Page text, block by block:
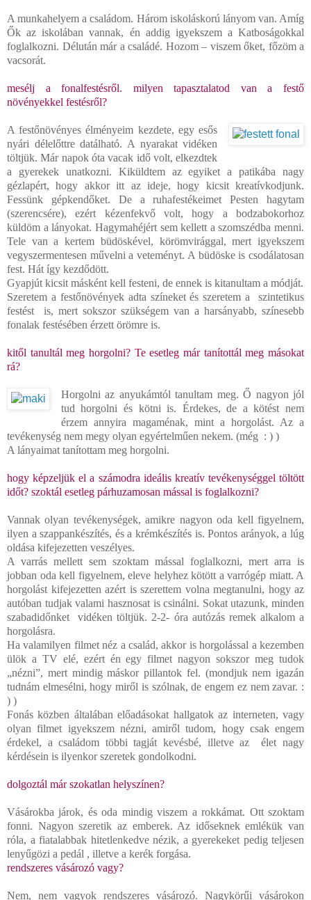
A munkahelyem a családom. Három iskoláskorú lányom van. Amíg
Ők az iskolában vannak, én addig igyekszem a Katboságokkal
foglalkozni. Délután már a családé. Hozom – viszem őket, főzöm a
vacsorát.
mesélj a fonalfestésről. milyen tapasztalatod van a festő
növényekkel festésről?
A festőnövényes élményeim kezdete, egy esős
nyári délelőttre datálható. A nyarakat vidéken
töltjük. Már napok óta vacak idő volt, elkezdtek
a gyerekek unatkozni. Kiküldtem az egyiket a patikába nagy
gézlapért, hogy akkor itt az ideje, hogy kicsit kreatívkodjunk.
Fessünk gépkendőket. De a ruhafestékeimet Pesten hagytam
(szerencsére), ezért kézenfekvő volt, hogy a bodzabokorhoz
küldöm a lányokat. Hagymahéjért sem kellett a szomszédba menni.
Tele van a kertem büdöskével, körömvirággal, mert igyekszem
vegyszermentesen művelni a veteményt. A büdöske is csodálatosan
fest. Hát így kezdődött.
Gyapjút kicsit másként kell festeni, de ennek is kitanultam a módját.
Szeretem a festőnövények adta színeket és szeretem a szintetikus
festést is, mert sokszor szükségem van a harsányabb, színesebb
fonalak festésében érzett örömre is.
kitől tanultál meg horgolni? Te esetleg már tanítottál meg másokat
rá?
Horgolni az anyukámtól tanultam meg. Ő nagyon jól
tud horgolni és kötni is. Érdekes, de a kötést nem
érzem annyira magaménak, mint a horgolást. Az a
tevékenység nem megy olyan egyértelműen nekem. (még : ) )
A lányaimat tanítottam meg horgolni.
hogy képzeljük el a számodra ideális kreatív tevékenységgel töltött
időt? szoktál esetleg párhuzamosan mással is foglalkozni?
Vannak olyan tevékenységek, amikre nagyon oda kell figyelnem,
ilyen a szappankészítés, és a krémkészítés is. Pontos arányok, a lúg
oldása kifejezetten veszélyes.
A varrás mellett sem szoktam mással foglalkozni, mert arra is
jobban oda kell figyelnem, eleve helyhez kötött a varrógép miatt. A
horgolást kifejezetten azért is szerettem volna megtanulni, hogy az
autóban tudjak valami hasznosat is csinálni. Sokat utazunk, minden
szabadidőnket vidéken töltjük. 2-2- óra autózás remek alkalom a
horgolásra.
Ha valamilyen filmet néz a család, akkor is horgolással a kezemben
ülök a TV elé, ezért én egy filmet nagyon sokszor meg tudok
„nézni”, mert mindig máskor pillantok fel. (mondjuk nem igazán
tudnám elmesélni, hogy miről is szólnak, de engem ez nem zavar. :
) )
Fonás közben általában előadásokat hallgatok az interneten, vagy
olyan filmet igyekszem nézni, amiről tudom, hogy csak engem
érdekel, a családom többi tagját kevésbé, illetve az élet nagy
kérdésein is ilyenkor szeretek gondolkodni.
dolgoztál már szokatlan helyszínen?
Vásárokba járok, és oda mindig viszem a rokkámat. Ott szoktam
fonni. Nagyon szeretik az emberek. Az időseknek emlékük van
róla, a fiatalabbak hitetlenkedve nézik, a gyerekeket pedig teljesen
lenyűgözi a pedál , illetve a kerék forgása.
rendszeres vásározó vagy?
Nem, nem vagyok rendszeres vásározó. Nagykörűi vásárokon